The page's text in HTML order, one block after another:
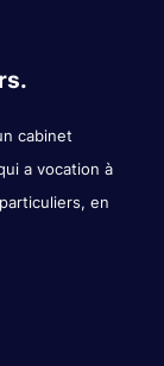
cabinet
a vocation à
en